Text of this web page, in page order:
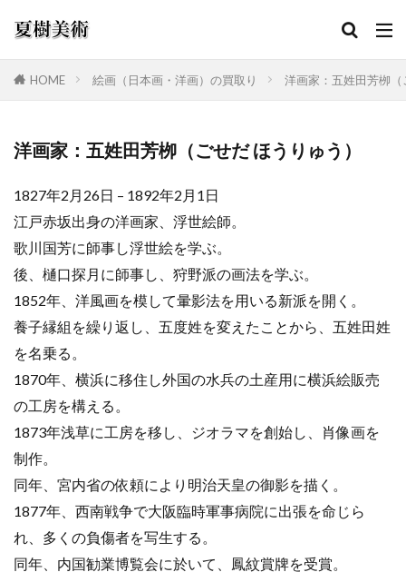
HOME 絵画（日本画・洋画）の買取り 洋画家：五姓田芳栁
洋画家：五姓田芳栁（ごせだ ほうりゅう）
1827年2月26日 – 1892年2月1日
江戸赤坂出身の洋画家、浮世絵師。
歌川国芳に師事し浮世絵を学ぶ。
後、樋口探月に師事し、狩野派の画法を学ぶ。
1852年、洋風画を模して暈影法を用いる新派を開く。
養子縁組を繰り返し、五度姓を変えたことから、五姓田姓
を名乗る。
1870年、横浜に移住し外国の水兵の土産用に横浜絵販売
の工房を構える。
1873年浅草に工房を移し、ジオラマを創始し、肖像画を
制作。
同年、宮内省の依頼により明治天皇の御影を描く。
1877年、西南戦争で大阪臨時軍事病院に出張を命じら
れ、多くの負傷者を写生する。
同年、内国勧業博覧会に於いて、鳳紋賞牌を受賞。
カテゴリー
検索